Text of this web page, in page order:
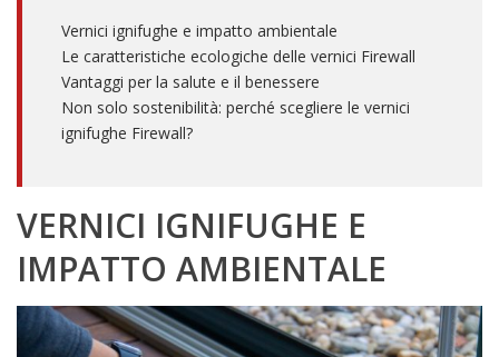
Vernici ignifughe e impatto ambientale
Le caratteristiche ecologiche delle vernici Firewall
Vantaggi per la salute e il benessere
Non solo sostenibilità: perché scegliere le vernici
ignifughe Firewall?
VERNICI IGNIFUGHE E
IMPATTO AMBIENTALE